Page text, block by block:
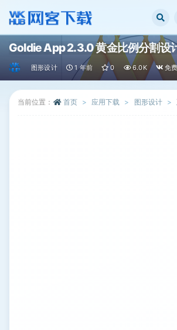
Goldie App 2.3.0 黄金比例分割设
图形设计 1 年前 0 6.0K 免
当前位置： 首页 应用下载 图形设计
全部